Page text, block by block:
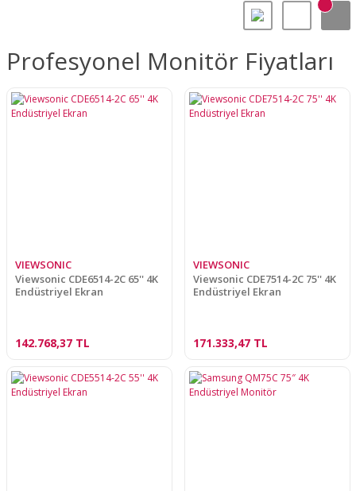
Profesyonel Monitör Fiyatları
VIEWSONIC
Viewsonic CDE6514-2C 65'' 4K
Endüstriyel Ekran
142.768,37 TL
VIEWSONIC
Viewsonic CDE7514-2C 75'' 4K
Endüstriyel Ekran
171.333,47 TL